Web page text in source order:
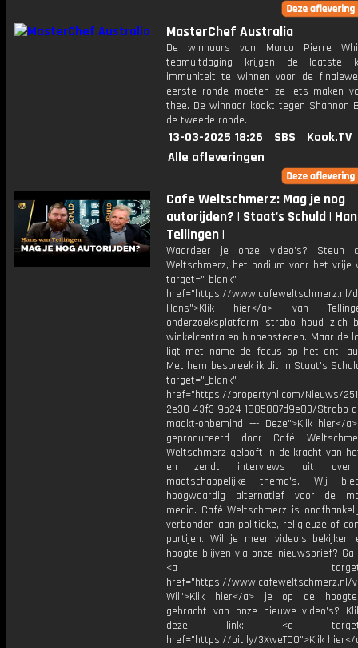
MasterChef Australia
De winnaars van Marco Pierre
teamuitdaging krijgen de laatste
immuniteit te winnen voor de
eerste ronde moeten ze iets maken
thee. De winnaar kookt tegen Shannon
de tweede ronde.
13-03-2025 18:26 SBS
Kook.TV
Alle afleveringen
Cafe Weltschmerz: Mag je nog
autorijden? | Staat's Schuld |
Tellingen |
Waardeer je onze video's? Steun
Weltschmerz, het podium voor het vrije
target="_blank"
href="https://www.cafeweltschmerz.nl/
Hans">Klik hier</a> van
onderzoeksplatform strabo houd zich
winkelcentra en binnensteden. Maar de
ligt met name de focus op het anti
Met hem bespreek ik dit in Staat's
target="_blank"
href="https://propertynl.com/Nieuws/
2e30-43f3-9b24-1885807d9e83/Strabo-
maakt-onbemind --- Deze">Klik hier</
geproduceerd door Café
Weltschmerz gelooft in de kracht van
en zendt interviews uit over
maatschappelijke thema's. Wij
hoogwaardig alternatief voor de
media. Café Weltschmerz is
verbonden aan politieke, religieuze of
partijen. Wil je meer video's bekijken
hoogte blijven via onze nieuwsbrief? Ga
<a
href="https://www.cafeweltschmerz.nl/
Wil">Klik hier</a> je op de
gebracht van onze nieuwe video's?
deze link: <a
href="https://bit.ly/3XweTO0">Klik hier</